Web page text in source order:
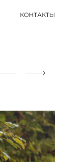
КОНТАКТЫ